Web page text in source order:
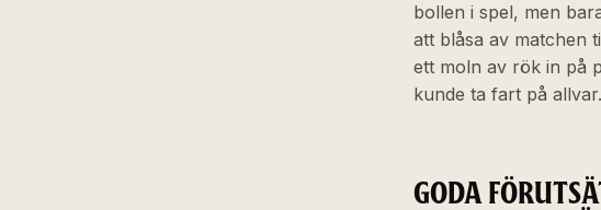
bollen i spel, men
att blåsa av matchen
ett moln av rök in på
kunde ta fart på allvar.
GODA